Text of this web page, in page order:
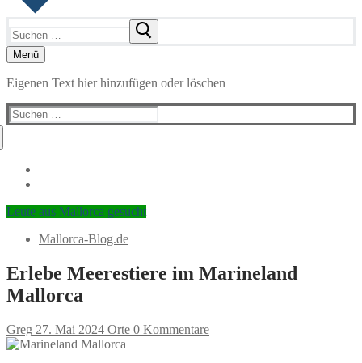
nach:
Menü
Eigenen Text hier hinzufügen oder löschen
Suchen
nach:
Leute aus Mallorca gesucht
Mallorca-Blog.de
Erlebe Meerestiere im Marineland
Mallorca
Greg 27. Mai 2024 Orte 0 Kommentare